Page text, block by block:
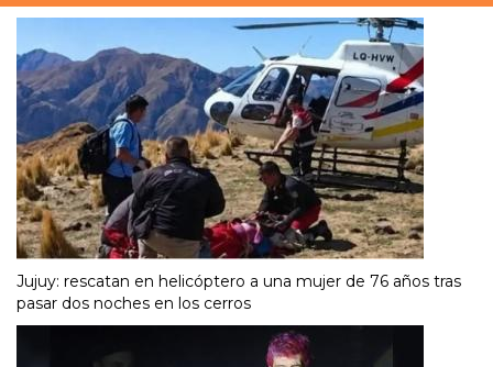
Jujuy: rescatan en helicóptero a una mujer de 76 años tras
pasar dos noches en los cerros